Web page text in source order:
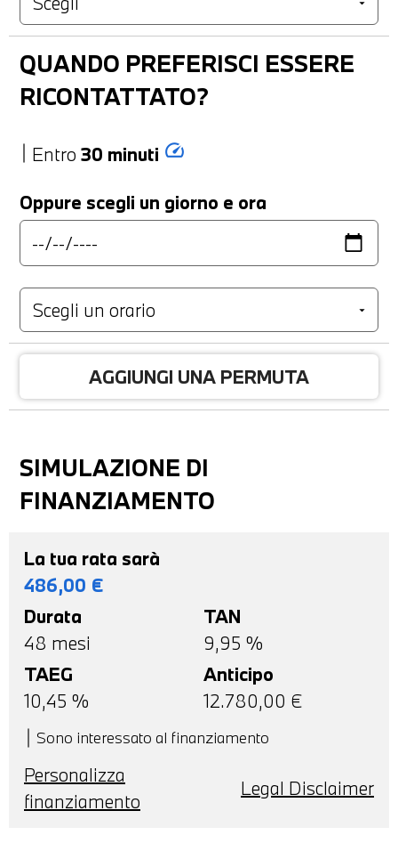
QUANDO PREFERISCI ESSERE
RICONTATTATO?
Entro 30 minuti speed
Oppure scegli un giorno e ora
AGGIUNGI UNA PERMUTA
SIMULAZIONE DI
FINANZIAMENTO
La tua rata sarà
486,00 €
Durata
48 mesi
TAN
9,95 %
TAEG
10,45 %
Anticipo
12.780,00 €
Sono interessato al finanziamento
Personalizza
finanziamento
Legal Disclaimer